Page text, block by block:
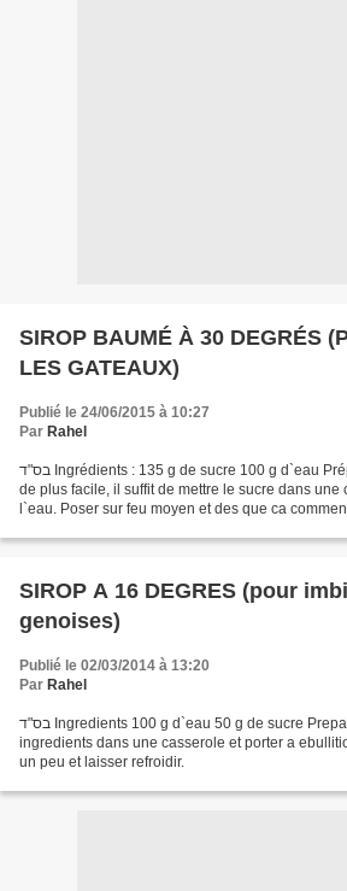
SIROP BAUMÉ À 30 DEGRÉS
LES GATEAUX)
Publié le 24/06/2015 à 10:27
Par Rahel
בס"ד Ingrédients : 135 g de sucre 100 g d`eau Préparation : Pour cela, rien
de plus facile, il suffit de mettre le sucre dans une
l`eau. Poser sur feu moyen et des que ca
SIROP A 16 DEGRES (pour
genoises)
Publié le 02/03/2014 à 13:20
Par Rahel
בס"ד Ingredients 100 g d`eau 50 g de sucre Preparation Mettre les
ingredients dans une casserole et porter a
un peu et laisser refroidir.